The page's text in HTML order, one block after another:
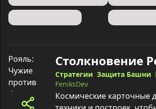
Стратегии Защита Башни
FeniksDev
Космические карточные